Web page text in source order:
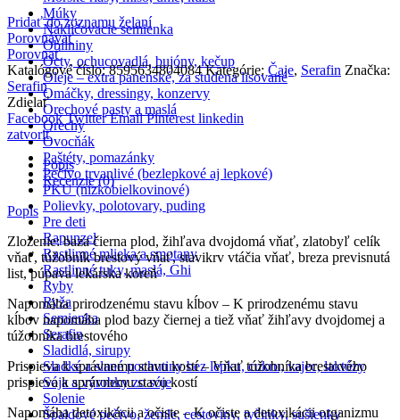
Múky
Nakličovacie semienka
Obilniny
Octy, ochucovadlá, bujóny, kečup
Oleje – extra panenské, za studena lisované
Omáčky, dressingy, konzervy
Orechové pasty a maslá
Orechy
Ovocňák
Paštéty, pomazánky
Pečivo trvanlivé (bezlepkové aj lepkové)
PKU (nízkobielkovinové)
Polievky, polotovary, puding
Pre deti
Rapunzel
Rastlinné mlieka a smotany
Rastlinné tuky, maslá, Ghi
Ryby
Ryža
Semienka
Serafin
Sladidlá, sirupy
Sladké a slané pochutiny bez lepku, cukru, vajec, laktózy
Sója a výrobky zo sóje
Solenie
Špaldové pečivo, žemle, cestoviny, tyčinky, sušienky
Pridať do zoznamu želaní
Porovnávať
Porovnať
Katalógové číslo:8595634804084 Kategórie: Čaje, Serafin Značka:
Serafin
Zdielať
Facebook Twitter Email Pinterest linkedin
zatvoriť
Popis
Recenzie (0)
Popis
Zloženie: baza čierna plod, žihľava dvojdomá vňať, zlatobyľ celík
vňať, túžobník brestový vňať, stavikrv vtáčia vňať, breza previsnutá
list, púpava lekárska koreň
Napomáha prirodzenému stavu kĺbov – K prirodzenému stavu
kĺbov napomáha plod bazy čiernej a tiež vňať žihľavy dvojdomej a
túžobníka brestového
Prispieva k správnemu stavu kostí – Vňať túžobníka brestového
prispieva k správnemu stavu kostí
Napomáha detoxikácii a očiste – K očiste a detoxikácii organizmu